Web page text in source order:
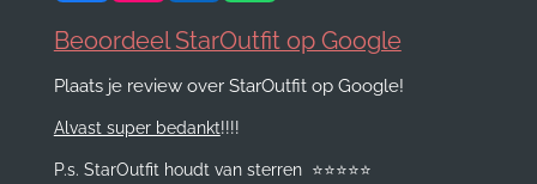
c
b
o
k
s
a
r
a
n
e
I
n
a
s
p
Beoordeel StarOutfit op Google
Plaats je review over StarOutfit op Google!
Alvast super bedankt!!!!
P.s. StarOutfit houdt van sterren ⭐️⭐️⭐️⭐️⭐️